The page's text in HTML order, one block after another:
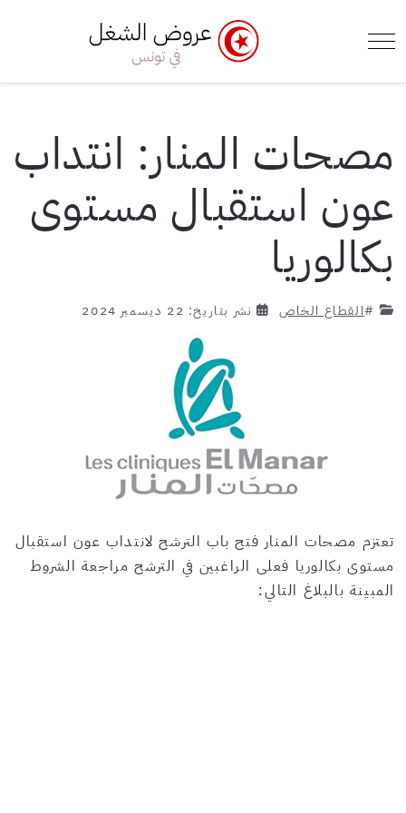
Mobile Menu Toggle
مصحات المنار: انتداب
عون استقبال مستوى
بكالوريا
#القطاع الخاص نشر بتاريخ: 22 ديسمبر 2024
تعتزم مصحات المنار فتح باب الترشح لانتداب عون استقبال
مستوى بكالوريا فعلى الراغبين في الترشح مراجعة الشروط
المبينة بالبلاغ التالي:
Toggle